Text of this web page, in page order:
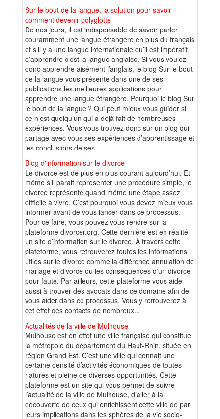
Sur le bout de la langue, la solution pour savoir
comment devenir polyglotte
De nos jours, il est indispensable de savoir parler
couramment une langue étrangère en plus du français
et s’il y a une langue internationale qu’il est impératif
d’apprendre c’est la langue anglaise. Si vous voulez
donc apprendre aisément l’anglais, le blog Sur le bout
de la langue vous présente dans une de ses
publications les meilleures applications pour
apprendre une langue étrangère. Pourquoi le blog Sur
le bout de la langue ? Qui peut mieux vous guider si
ce n’est quelqu’un qui a déjà fait de nombreuses
expériences. Vous vous trouvez donc sur un blog qui
partage avec vous ses expériences d’apprentissage et
les conclusions de ses...
Blog d'information sur le divorce
Le divorce est de plus en plus courant aujourd’hui. Et
même s’il parait représenter une procédure simple, le
divorce représente quand même une étape assez
difficile à vivre. C’est pourquoi vous devez mieux vous
informer avant de vous lancer dans ce processus.
Pour ce faire, vous pouvez vous rendre sur la
plateforme divorcer.org. Cette dernière est en réalité
un site d’information sur le divorce. À travers cette
plateforme, vous retrouverez toutes les informations
utiles sur le divorce comme la différence annulation de
mariage et divorce ou les conséquences d’un divorce
pour faute. Par ailleurs, cette plateforme vous aide
aussi à trouver des avocats dans ce domaine afin de
vous aider dans ce processus. Vous y retrouverez à
cet effet des contacts de nombreux...
Actualités de la ville de Mulhouse
Mulhouse est en effet une ville française qui constitue
la métropole du département du Haut-Rhin, située en
région Grand Est. C’est une ville qui connait une
certaine densité d’activités économiques de toutes
natures et pleine de diverses opportunités. Cette
plateforme est un site qui vous permet de suivre
l’actualité de la ville de Mulhouse, d’aller à la
découverte de ceux qui enrichissent cette ville de par
leurs implications dans les sphères de la vie socio-